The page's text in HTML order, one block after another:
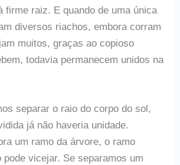
firme raiz. E quando de uma única
diversos riachos, embora corram
muitos, graças ao copioso
todavia permanecem unidos na
separar o raio do corpo do sol,
já não haveria unidade.
um ramo da árvore, o ramo
pode vicejar. Se separamos um